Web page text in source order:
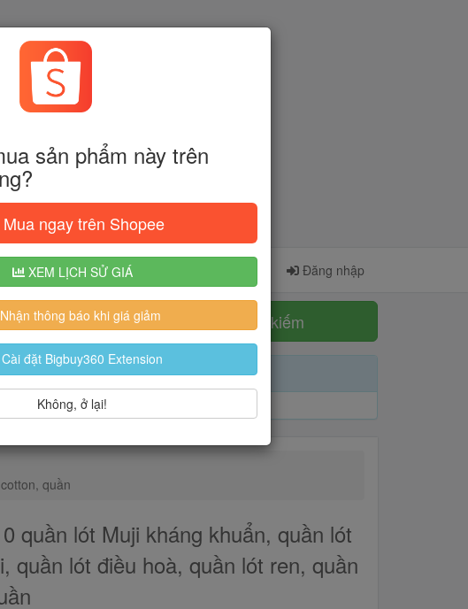
Cài đặt Extension Đăng nhập
Tìm kiếm
quần
quần lót Muji kháng khuẩn, quần lót
quần lót điều hoà, quần lót ren, quần
sản phẩm này trên
Mua ngay trên Shopee
XEM LỊCH SỬ GIÁ
thông báo khi giá giảm
đặt Bigbuy360 Extension
Không, ở lại!